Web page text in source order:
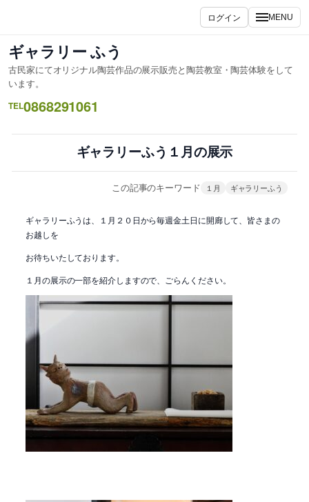
ス
キ
ッ
プ
ログイン MENU
ギャラリー ふう
古民家にてオリジナル陶芸作品の展示販売と陶芸教室・陶芸体験をして
います。
TEL0868291061
ギャラリーふう１月の展示
この記事のキーワード １月 ギャラリーふう
ギャラリーふうは、１月２０日から毎週金土日に開廊して、皆さまの
お越しを
お待ちいたしております。
１月の展示の一部を紹介しますので、ごらんください。